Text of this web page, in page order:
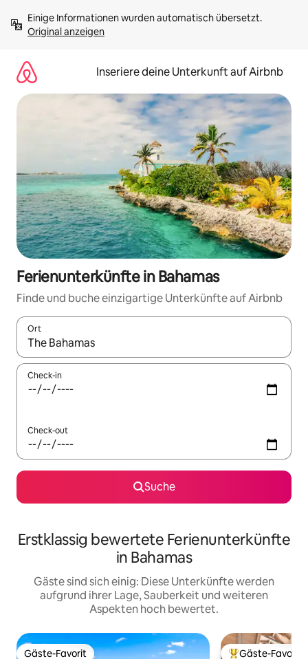
Inhalten
springenOriginal anzeigen
Inseriere deine Unterkunft auf Airbnb
Ferienunterkünfte in Bahamas
Finde und buche einzigartige Unterkünfte auf Airbnb
Ort
Wenn Ergebnisse verfügbar sind, navigiere mit den
Check-in
Check-out
Suche
Erstklassig bewertete Ferienunterkünfte
in Bahamas
Gäste sind sich einig: Diese Unterkünfte werden
aufgrund ihrer Lage, Sauberkeit und weiteren
Aspekten hoch bewertet.
Gäste-Favorit Gäste-Favorit